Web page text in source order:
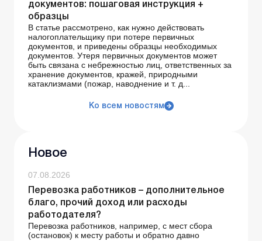
документов: пошаговая инструкция +
образцы
В статье рассмотрено, как нужно действовать
налогоплательщику при потере первичных
документов, и приведены образцы необходимых
документов. Утеря первичных документов может
быть связана с небрежностью лиц, ответственных за
хранение документов, кражей, природными
катаклизмами (пожар, наводнение и т. д...
Ко всем новостям
Новое
07.08.2026
Перевозка работников – дополнительное
благо, прочий доход или расходы
работодателя?
Перевозка работников, например, с мест сбора
(остановок) к месту работы и обратно давно